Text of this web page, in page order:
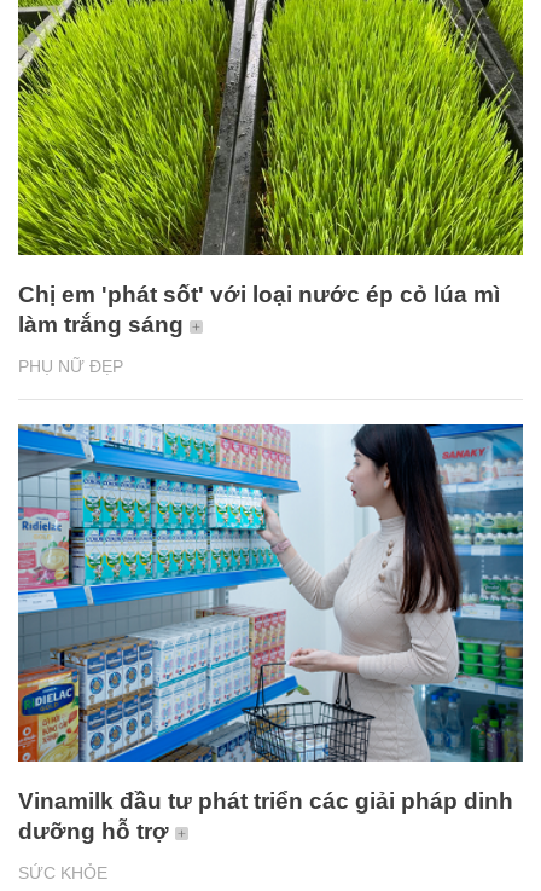
PHỤ NỮ ĐẸP
Chị em 'phát sốt' với loại nước ép cỏ lúa mì
làm trắng sáng
SỨC KHỎE
Vinamilk đầu tư phát triển các giải pháp dinh
dưỡng hỗ trợ